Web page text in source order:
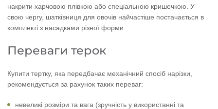
накрити харчовою плівкою або спеціальною кришечкою. У
свою чергу, шатківниця для овочів найчастіше постачається в
комплекті з насадками різної форми.
Переваги терок
Купити тертку, яка передбачає механічний спосіб нарізки,
рекомендується за рахунок таких переваг:
невеликі розміри та вага (зручність у використанні та